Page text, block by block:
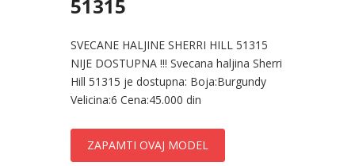
51315
SVECANE HALJINE SHERRI HILL 51315
NIJE DOSTUPNA !!! Svecana haljina Sherri
Hill 51315 je dostupna: Boja:Burgundy
Velicina:6 Cena:45.000 din
ZAPAMTI OVAJ MODEL